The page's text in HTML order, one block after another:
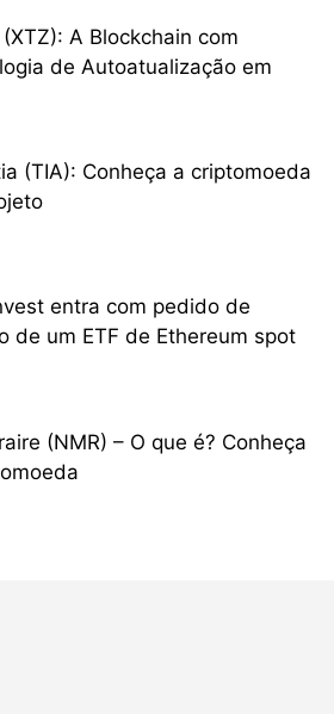
A Blockchain com
de Autoatualização em
(TIA): Conheça a criptomoeda
entra com pedido de
de um ETF de Ethereum spot
(NMR) – O que é? Conheça